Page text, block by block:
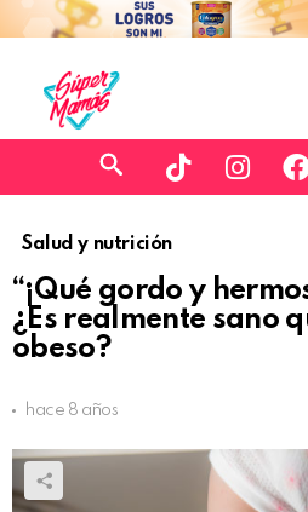
Salud y nutrición
“¡Qué gordo y
¿Es realmente sano
obeso?
hace 8 años